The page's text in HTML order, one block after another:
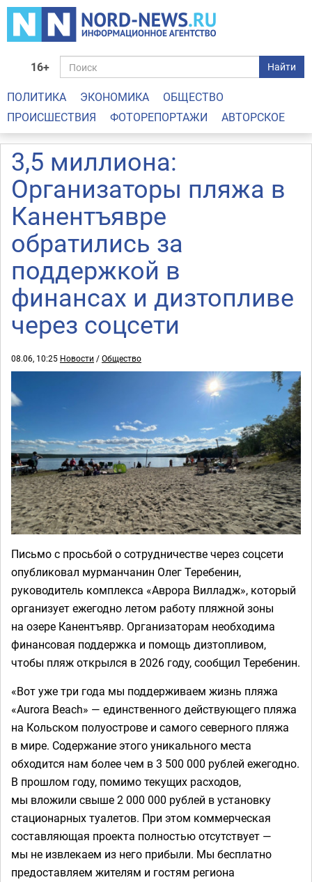
16+ Найти
ПОЛИТИКА ЭКОНОМИКА
ОБЩЕСТВО
ПРОИСШЕСТВИЯ
ФОТОРЕПОРТАЖИ АВТОРСКОЕ
3,5 миллиона:
Организаторы пляжа в
Канентъявре
обратились за
поддержкой в
финансах и дизтопливе
через соцсети
08.06, 10:25 Новости /Общество
Письмо с просьбой о сотрудничестве через соцсети
опубликовал мурманчанин Олег Теребенин,
руководитель комплекса «Аврора Вилладж», который
организует ежегодно летом работу пляжной зоны
на озере Канентъявр. Организаторам необходима
финансовая поддержка и помощь дизтопливом,
чтобы пляж открылся в 2026 году, сообщил Теребенин.
«Вот уже три года мы поддерживаем жизнь пляжа
«Aurora Beach» — единственного действующего пляжа
на Кольском полуострове и самого северного пляжа
в мире. Содержание этого уникального места
обходится нам более чем в 3 500 000 рублей ежегодно.
В прошлом году, помимо текущих расходов,
мы вложили свыше 2 000 000 рублей в установку
стационарных туалетов. При этом коммерческая
составляющая проекта полностью отсутствует —
мы не извлекаем из него прибыли. Мы бесплатно
предоставляем жителям и гостям региона